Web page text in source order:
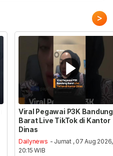
>
Viral Pegawai P3K Bandung
Barat Live TikTok di Kantor
Dinas
Dailynews - Jumat , 07 Aug 2026,
20:15 WIB